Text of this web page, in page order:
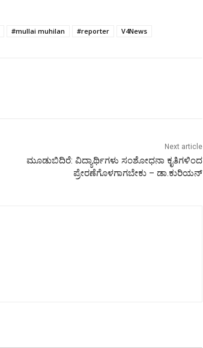
#mullai muhilan #reporter V4News
Next article
ಮೂಡುಬಿದಿರೆ: ವಿದ್ಯಾರ್ಥಿಗಳು ಸಂಶೋಧನಾ ಕೃತಿಗಳಿಂದ
ಪ್ರೇರಣೆಗೊಳಗಾಗಬೇಕು – ಡಾ.ಕುರಿಯನ್